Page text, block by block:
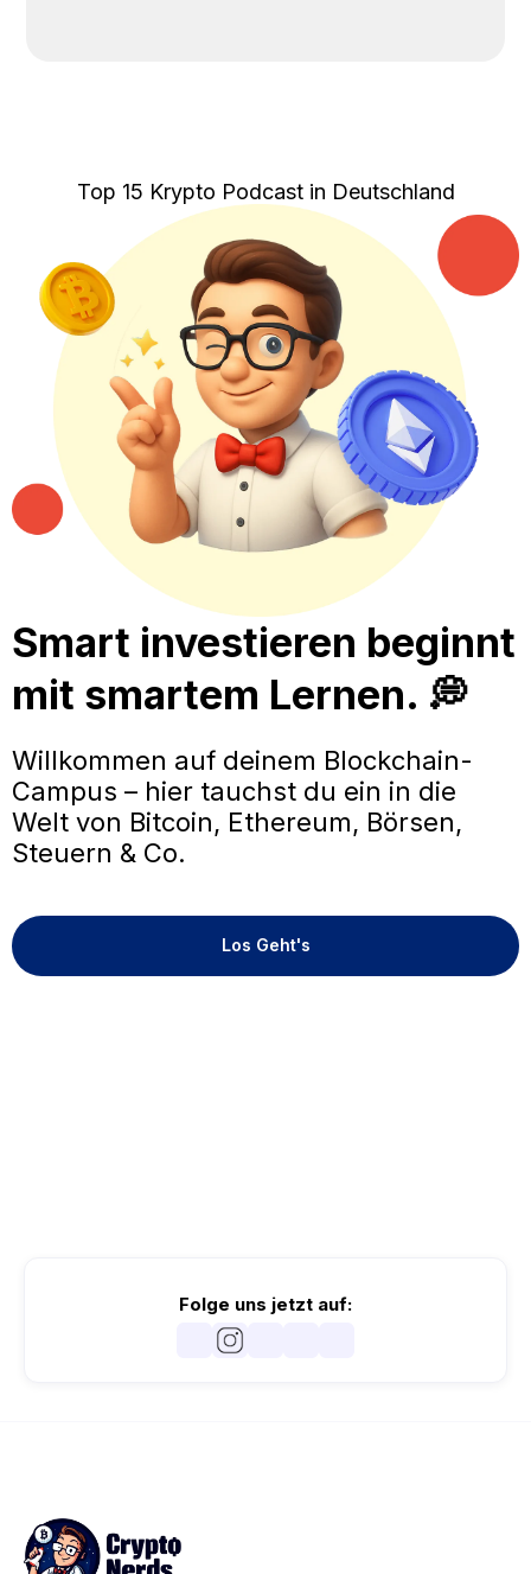
Top 15 Krypto Podcast in Deutschland
Smart investieren beginnt
mit smartem Lernen. 💭
Willkommen auf deinem Blockchain-
Campus – hier tauchst du ein in die
Welt von Bitcoin, Ethereum, Börsen,
Steuern & Co.
Los Geht's
Folge uns jetzt auf: